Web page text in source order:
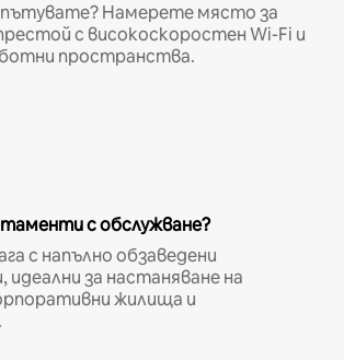
Намерете място за
с високоскоростен Wi-Fi и
пространства.
с обслужване?
с напълно обзаведени
за настаняване на
жилища и